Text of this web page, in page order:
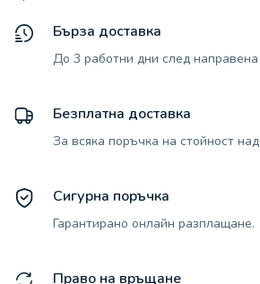
Бърза доставка
До 3 работни дни след
Безплатна доставка
За всяка поръчка на стойност
Сигурна поръчка
Гарантирано онлайн разплащане.
Право на връщане